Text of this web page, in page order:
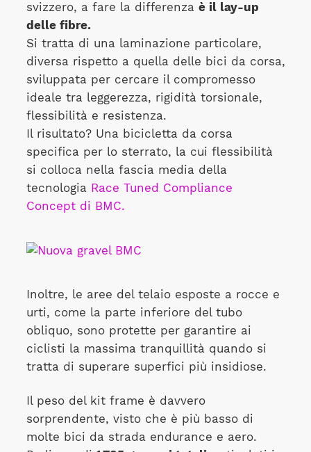
svizzero, a fare la differenza è il lay-up
delle fibre.
Si tratta di una laminazione particolare,
diversa rispetto a quella delle bici da corsa,
sviluppata per cercare il compromesso
ideale tra leggerezza, rigidità torsionale,
flessibilità e resistenza.
Il risultato? Una bicicletta da corsa
specifica per lo sterrato, la cui flessibilità
si colloca nella fascia media della
tecnologia Race Tuned Compliance
Concept di BMC.
Inoltre, le aree del telaio esposte a rocce e
urti, come la parte inferiore del tubo
obliquo, sono protette per garantire ai
ciclisti la massima tranquillità quando si
tratta di superare superfici più insidiose.
Il peso del kit frame è davvero
sorprendente, visto che è più basso di
molte bici da strada endurance e aero.